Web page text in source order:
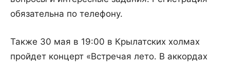
обязательна по телефону.
Также 30 мая в 19:00 в Крылатских холмах
пройдет концерт «Встречая лето. В аккордах